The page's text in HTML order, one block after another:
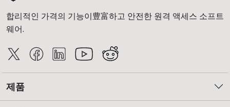
합리적인 가격의 기능이豊富하고 안전한 원격 액세스 소프트
웨어.
제품